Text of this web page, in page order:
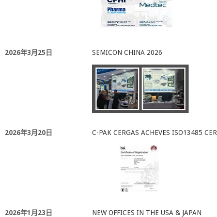
2026年3月25日 SEMICON CHINA 2026
2026年3月20日 C-PAK CERGAS ACHEVES ISO13485
2026年1月23日 NEW OFFICES IN THE USA & JAPAN